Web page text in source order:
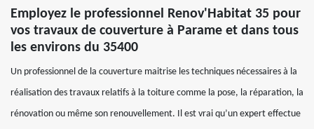
Employez le professionnel Renov'Habitat 35 pour
vos travaux de couverture à Parame et dans tous
les environs du 35400
Un professionnel de la couverture maitrise les techniques nécessaires à la
réalisation des travaux relatifs à la toiture comme la pose, la réparation, la
rénovation ou même son renouvellement. Il est vrai qu’un expert effectue